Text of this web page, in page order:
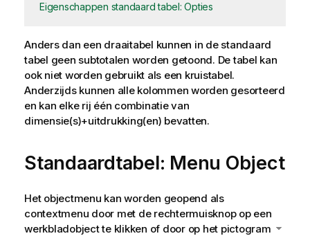
Eigenschappen standaard tabel: Opties
Anders dan een draaitabel kunnen in de standaard
tabel geen subtotalen worden getoond. De tabel kan
ook niet worden gebruikt als een kruistabel.
Anderzijds kunnen alle kolommen worden gesorteerd
en kan elke rij één combinatie van
dimensie(s)+uitdrukking(en) bevatten.
Standaardtabel: Menu Object
Het objectmenu kan worden geopend als
contextmenu door met de rechtermuisknop op een
werkbladobject te klikken of door op het pictogram